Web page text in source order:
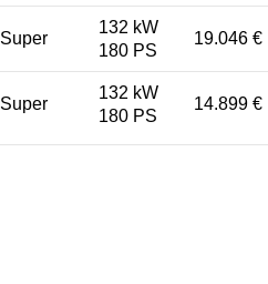
Super
132 kW
180 PS
19.046 €
Super
132 kW
180 PS
14.899 €